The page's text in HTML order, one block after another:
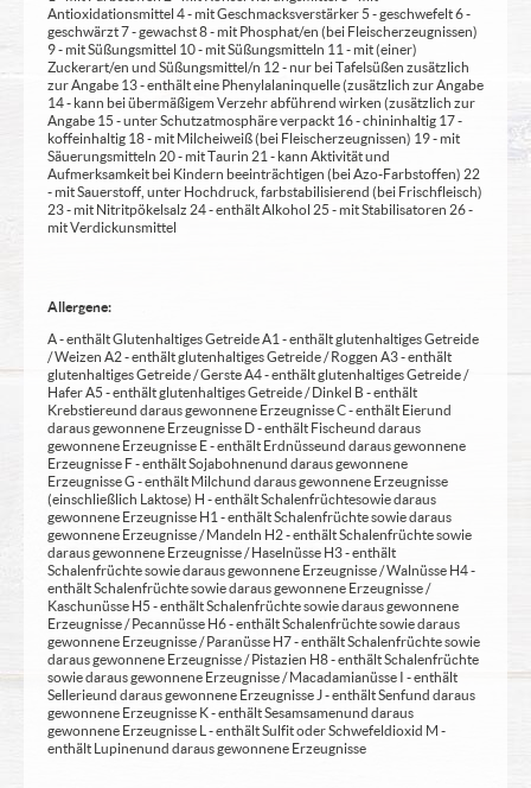
Antioxidationsmittel 4 - mit Geschmacksverstärker 5 - geschwefelt 6 -
geschwärzt 7 - gewachst 8 - mit Phosphat/en (bei Fleischerzeugnissen)
9 - mit Süßungsmittel 10 - mit Süßungsmitteln 11 - mit (einer)
Zuckerart/en und Süßungsmittel/n 12 - nur bei Tafelsüßen zusätzlich
zur Angabe 13 - enthält eine Phenylalaninquelle (zusätzlich zur Angabe
14 - kann bei übermäßigem Verzehr abführend wirken (zusätzlich zur
Angabe 15 - unter Schutzatmosphäre verpackt 16 - chininhaltig 17 -
koffeinhaltig 18 - mit Milcheiweiß (bei Fleischerzeugnissen) 19 - mit
Säuerungsmitteln 20 - mit Taurin 21 - kann Aktivität und
Aufmerksamkeit bei Kindern beeinträchtigen (bei Azo-Farbstoffen) 22
- mit Sauerstoff, unter Hochdruck, farbstabilisierend (bei Frischfleisch)
23 - mit Nitritpökelsalz 24 - enthält Alkohol 25 - mit Stabilisatoren 26 -
mit Verdickunsmittel
Allergene:
A - enthält Glutenhaltiges Getreide A1 - enthält glutenhaltiges Getreide
/ Weizen A2 - enthält glutenhaltiges Getreide / Roggen A3 - enthält
glutenhaltiges Getreide / Gerste A4 - enthält glutenhaltiges Getreide /
Hafer A5 - enthält glutenhaltiges Getreide / Dinkel B - enthält
Krebstiere und daraus gewonnene Erzeugnisse C - enthält Eier und
daraus gewonnene Erzeugnisse D - enthält Fische und daraus
gewonnene Erzeugnisse E - enthält Erdnüsse und daraus gewonnene
Erzeugnisse F - enthält Sojabohnen und daraus gewonnene
Erzeugnisse G - enthält Milch und daraus gewonnene Erzeugnisse
(einschließlich Laktose) H - enthält Schalenfrüchte sowie daraus
gewonnene Erzeugnisse H1 - enthält Schalenfrüchte sowie daraus
gewonnene Erzeugnisse / Mandeln H2 - enthält Schalenfrüchte sowie
daraus gewonnene Erzeugnisse / Haselnüsse H3 - enthält
Schalenfrüchte sowie daraus gewonnene Erzeugnisse / Walnüsse H4 -
enthält Schalenfrüchte sowie daraus gewonnene Erzeugnisse /
Kaschunüsse H5 - enthält Schalenfrüchte sowie daraus gewonnene
Erzeugnisse / Pecannüsse H6 - enthält Schalenfrüchte sowie daraus
gewonnene Erzeugnisse / Paranüsse H7 - enthält Schalenfrüchte sowie
daraus gewonnene Erzeugnisse / Pistazien H8 - enthält Schalenfrüchte
sowie daraus gewonnene Erzeugnisse / Macadamianüsse I - enthält
Sellerie und daraus gewonnene Erzeugnisse J - enthält Senf und daraus
gewonnene Erzeugnisse K - enthält Sesamsamen und daraus
gewonnene Erzeugnisse L - enthält Sulfit oder Schwefeldioxid M -
enthält Lupinen und daraus gewonnene Erzeugnisse